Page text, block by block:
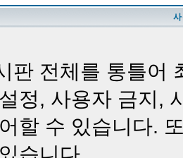
판 전체를 통틀어
정, 사용자 금지,
할 수 있습니다.